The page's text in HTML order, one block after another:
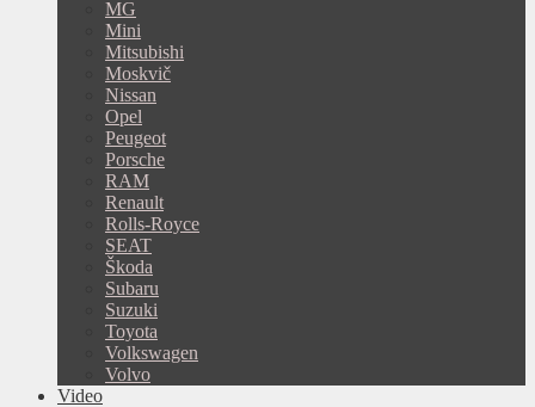
MG
Mini
Mitsubishi
Moskvič
Nissan
Opel
Peugeot
Porsche
RAM
Renault
Rolls-Royce
SEAT
Škoda
Subaru
Suzuki
Toyota
Volkswagen
Volvo
Video